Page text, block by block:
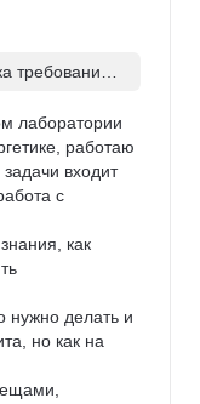
что в
с которым в
и тем, кто как
себе ещё
требований
лаборатории
работаю
входит
с
как
нужно делать и
но как на